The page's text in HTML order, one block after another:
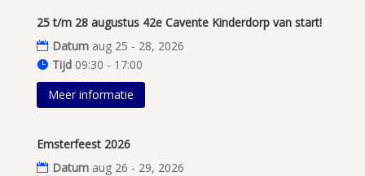
25 t/m 28 augustus 42e Cavente Kinderdorp van start!
Datum aug 25 - 28, 2026
Tijd 09:30 - 17:00
Meer informatie
Emsterfeest 2026
Datum aug 26 - 29, 2026